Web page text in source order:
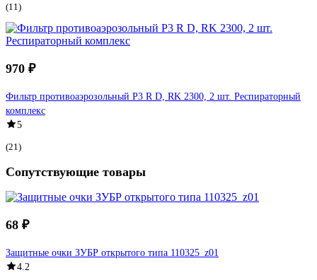
(11)
970 ₽
Фильтр противоаэрозольный P3 R D, RK 2300, 2 шт. Респираторный
комплекс
5
(21)
Сопутствующие товары
68 ₽
Защитные очки ЗУБР открытого типа 110325_z01
4.2